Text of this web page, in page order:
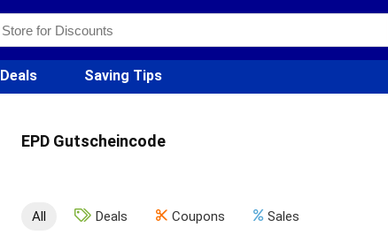
Deals Saving Tips
EPD Gutscheincode
All Deals Coupons Sales